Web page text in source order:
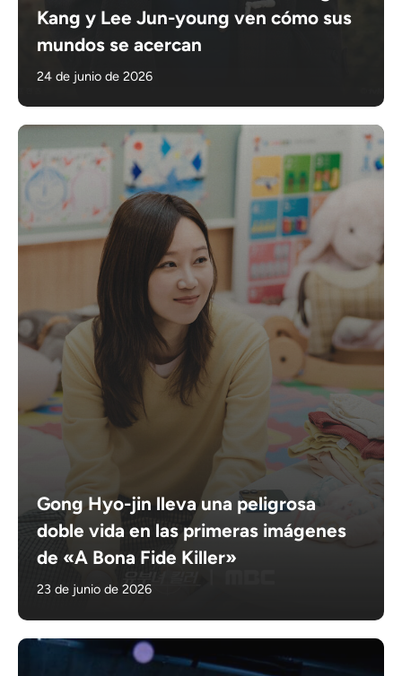
Kang y Lee Jun-young ven cómo sus
mundos se acercan
24 de junio de 2026
Gong Hyo-jin lleva una peligrosa
doble vida en las primeras imágenes
de «A Bona Fide Killer»
23 de junio de 2026